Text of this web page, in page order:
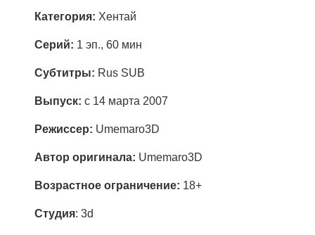
Категория: Хентай
Cерий: 1 эп., 60 мин
Субтитры: Rus SUB
Выпуск:с 14 марта 2007
Режиссер: Umemaro3D
Автор оригинала: Umemaro3D
Возрастное ограничение: 18+
Студия: 3d